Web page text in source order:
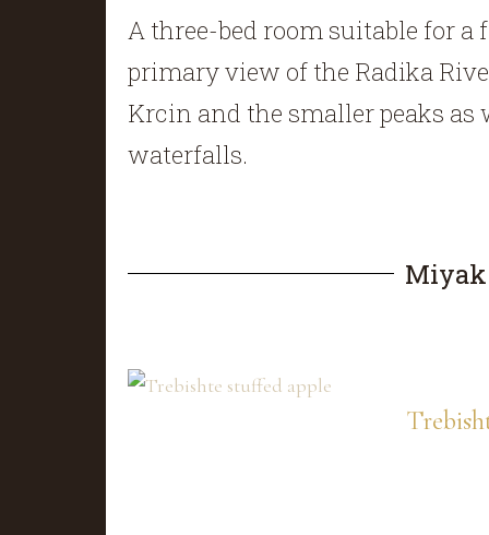
A three-bed room suitable for
primary view of the Radika
Krcin and the smaller peaks as
waterfalls.